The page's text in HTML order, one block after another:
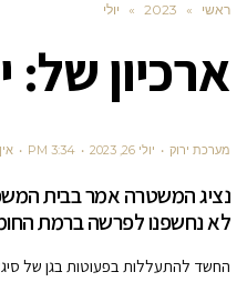
ראשי »
2023
» יולי
ארכיון של:
מערכת ירוק יולי 26, 2023 3:34 PM
נציג המשטרה אמר בבית
לא נחשפנו לפרשה ברמת
החשד להתעללות בפעוטות בגן של